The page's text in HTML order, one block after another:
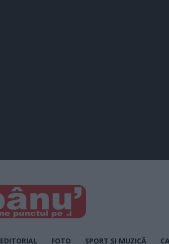
JUPÂNU'
EDITORIAL FOTO SPORT ȘI MUZICĂ